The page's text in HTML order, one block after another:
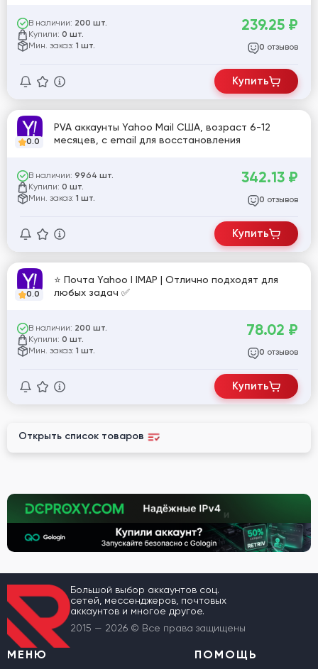
В наличии: 200 шт.
Купили: 0 шт.
Мин. заказ: 1 шт.
239.25 ₽
0 отзывов
Купить
0.0
PVA аккаунты Yahoo Mail США, возраст 6-12
месяцев, с email для восстановления
В наличии: 9964 шт.
Купили: 0 шт.
Мин. заказ: 1 шт.
342.13 ₽
0 отзывов
Купить
0.0
⭐ Почта Yahoo I IMAP | Отлично подходят для
любых задач ✅
В наличии: 200 шт.
Купили: 0 шт.
Мин. заказ: 1 шт.
78.02 ₽
0 отзывов
Купить
Открыть список товаров
Большой выбор аккаунтов соц.
сетей, мессенджеров, почтовых
аккаунтов и многое другое.
2015 — 2026 © Все права защищены
МЕНЮ ПОМОЩЬ